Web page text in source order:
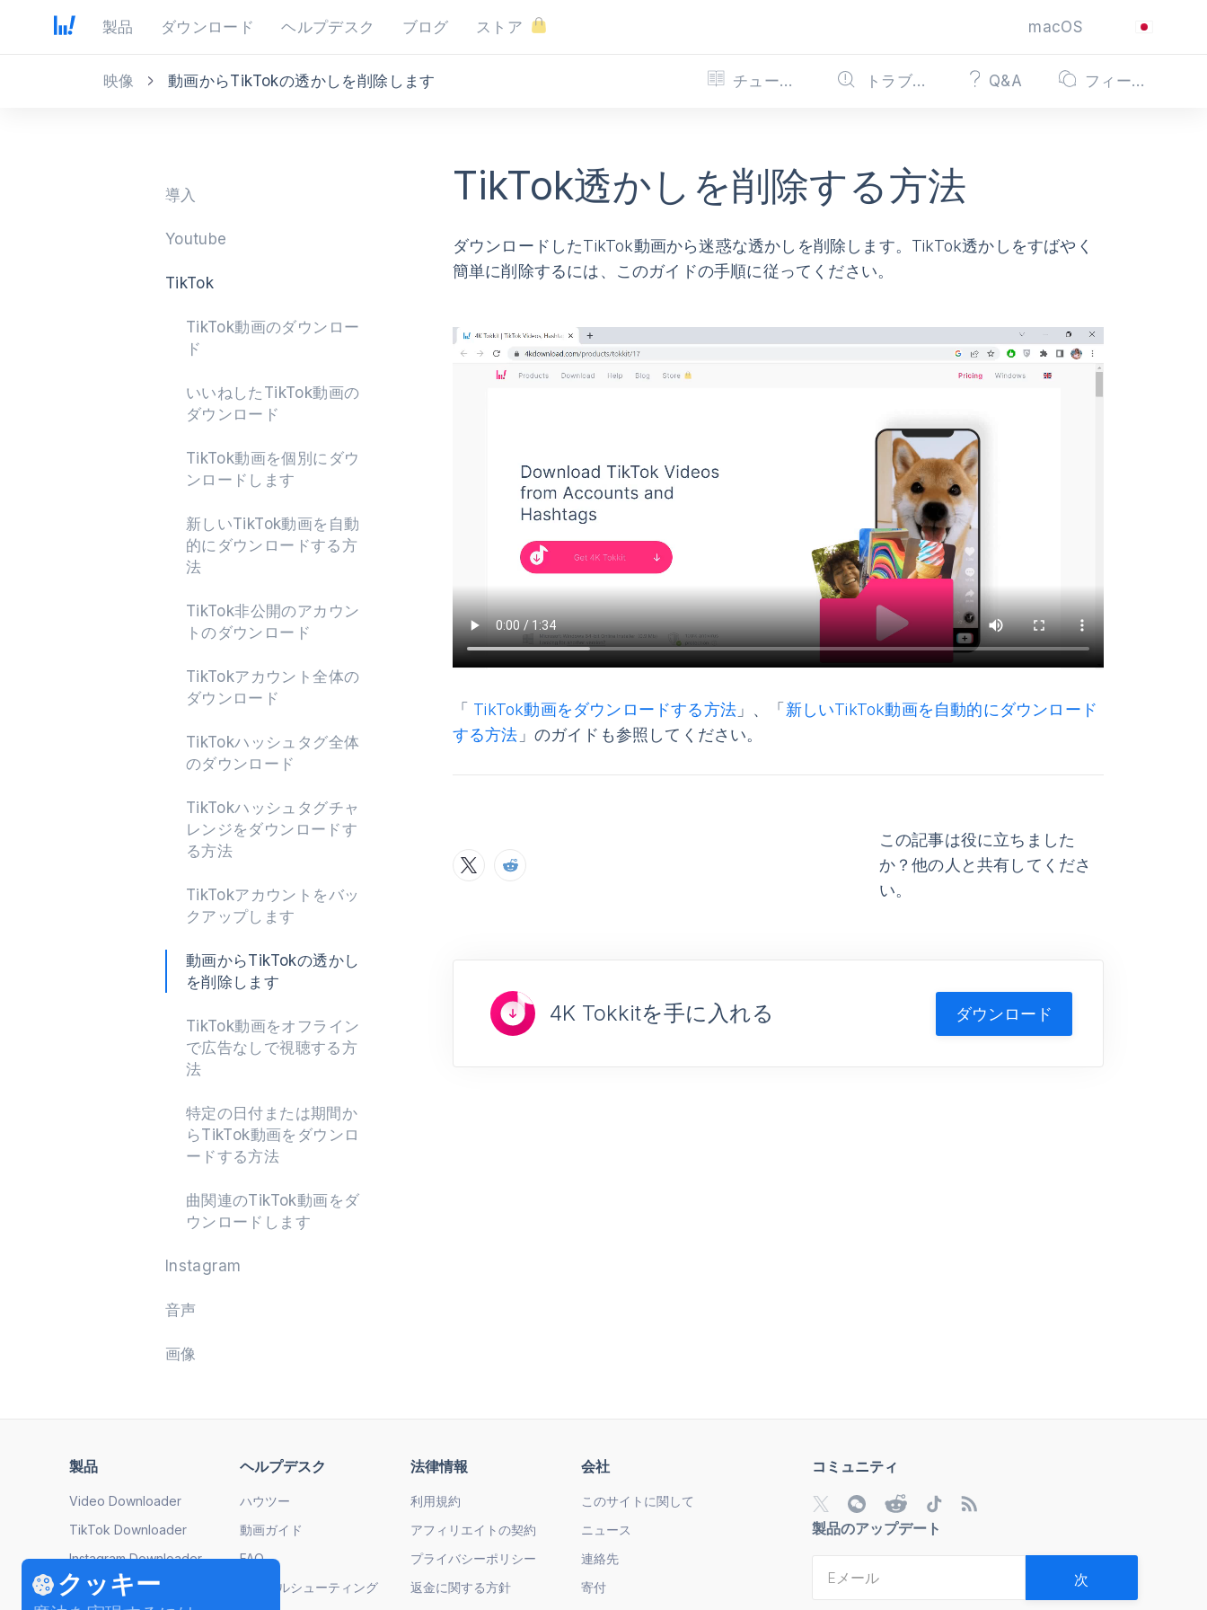
製品 ダウンロード ヘルプデスク ブログ ストア macOS
映像 動画からTikTokの透かしを削除します チュートリアル トラブルシューティング Q&A フィードバック
導入
Youtube
TikTok
TikTok動画のダウンロー
ド
いいねしたTikTok動画の
ダウンロード
TikTok動画を個別にダウ
ンロードします
新しいTikTok動画を自動
的にダウンロードする方
法
TikTok非公開のアカウン
トのダウンロード
TikTokアカウント全体の
ダウンロード
TikTokハッシュタグ全体
のダウンロード
TikTokハッシュタグチャ
レンジをダウンロードす
る方法
TikTokアカウントをバッ
クアップします
動画からTikTokの透かし
を削除します
TikTok動画をオフライン
で広告なしで視聴する方
法
特定の日付または期間か
らTikTok動画をダウンロ
ードする方法
曲関連のTikTok動画をダ
ウンロードします
Instagram
音声
画像
TikTok透かしを削除する方法
ダウンロードしたTikTok動画から迷惑な透かしを削除します。TikTok透かしをすばやく
簡単に削除するには、このガイドの手順に従ってください。
「 TikTok動画をダウンロードする方法 」、「 新しいTikTok動画を自動的にダウンロード
する方法 」のガイドも参照してください。
この記事は役に立ちました
か？他の人と共有してくださ
い。
4K Tokkitを手に入れる ダウンロード
クッキー
製品
Video Downloader
TikTok Downloader
Instagram Downloader
YouTube to MP3
ヘルプデスク
ハウツー
動画ガイド
FAQ
トラブルシューティング
法律情報
利用規約
アフィリエイトの契約
プライバシーポリシー
返金に関する方針
会社
このサイトに関して
ニュース
連絡先
寄付
コミュニティ
製品のアップデート
次